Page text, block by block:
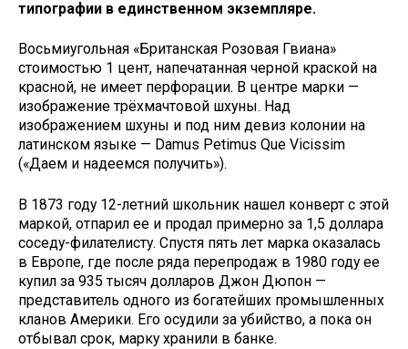
типографии в единственном экземпляре.
Восьмиугольная «Британская Розовая Гвиана»
стоимостью 1 цент, напечатанная черной краской на
красной, не имеет перфорации. В центре марки —
изображение трёхмачтовой шхуны. Над
изображением шхуны и под ним девиз колонии на
латинском языке — Damus Petimus Que Vicissim
(«Даем и надеемся получить»).
В 1873 году 12-летний школьник нашел конверт с этой
маркой, отпарил ее и продал примерно за 1,5 доллара
соседу-филателисту. Спустя пять лет марка оказалась
в Европе, где после ряда перепродаж в 1980 году ее
купил за 935 тысяч долларов Джон Дюпон —
представитель одного из богатейших промышленных
кланов Америки. Его осудили за убийство, а пока он
отбывал срок, марку хранили в банке.